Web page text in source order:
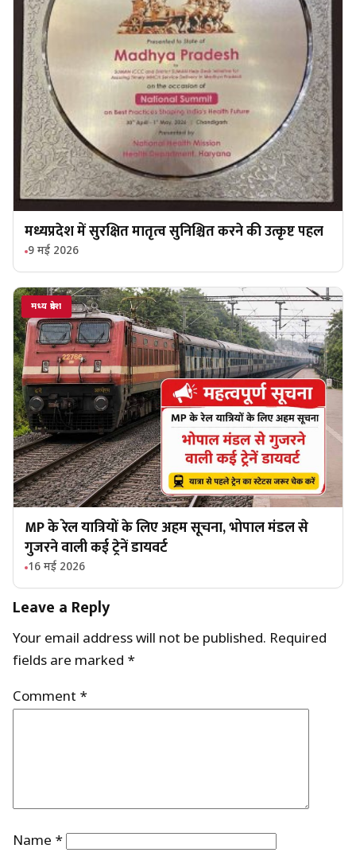
मध्यप्रदेश में सुरक्षित मातृत्व सुनिश्चित करने की उत्कृष्ट पहल
9 मई 2026
मध्य प्रदेश
MP के रेल यात्रियों के लिए अहम सूचना, भोपाल मंडल से
गुजरने वाली कई ट्रेनें डायवर्ट
16 मई 2026
Leave a Reply
Your email address will not be published. Required
fields are marked *
Comment *
Name *